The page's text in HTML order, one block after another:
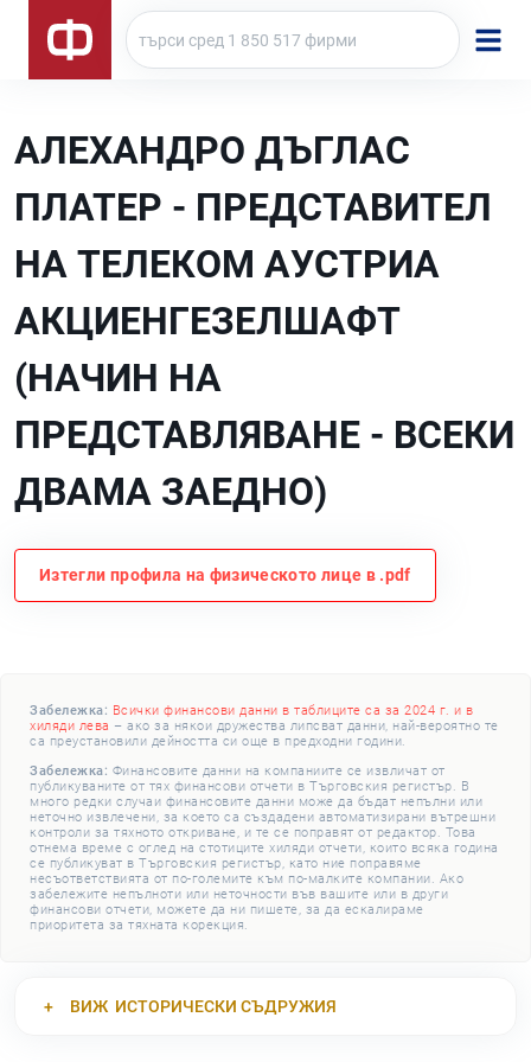
АЛЕХАНДРО ДЪГЛАС
ПЛАТЕР - ПРЕДСТАВИТЕЛ
НА ТЕЛЕКОМ АУСТРИА
АКЦИЕНГЕЗЕЛШАФТ
(НАЧИН НА
ПРЕДСТАВЛЯВАНЕ - ВСЕКИ
ДВАМА ЗАЕДНО)
Изтегли профила на физическото лице в .pdf
Забележка: Всички финансови данни в таблиците са за 2024 г. и в
хиляди лева – ако за някои дружества липсват данни, най-вероятно те
са преустановили дейността си още в предходни години.
Забележка: Финансовите данни на компаниите се извличат от
публикуваните от тях финансови отчети в Търговския регистър. В
много редки случаи финансовите данни може да бъдат непълни или
неточно извлечени, за което са създадени автоматизирани вътрешни
контроли за тяхното откриване, и те се поправят от редактор. Това
отнема време с оглед на стотиците хиляди отчети, които всяка година
се публикуват в Търговския регистър, като ние поправяме
несъответствията от по-големите към по-малките компании. Ако
забележите непълноти или неточности във вашите или в други
финансови отчети, можете да ни пишете, за да ескалираме
приоритета за тяхната корекция.
ВИЖ ИСТОРИЧЕСКИ СЪДРУЖИЯ